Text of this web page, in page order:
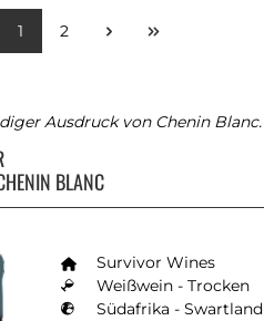
1 2
Ausdruck von Chenin Blanc.
BLANC
Survivor Wines
Weißwein - Trocken
Südafrika - Swartland